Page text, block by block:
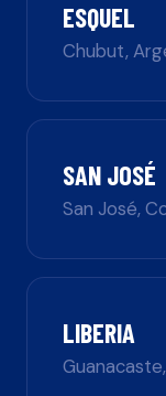
ESQUEL
Chubut,
SAN JOSÉ
San José,
LIBERIA
Guanacaste,